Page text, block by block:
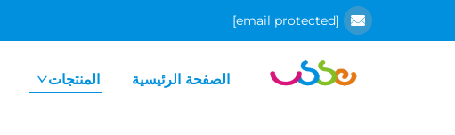
[email protected]
الصفحة الرئيسية المنتجات